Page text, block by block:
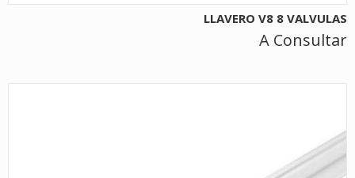
LLAVERO V8 8 VALVULAS
A Consultar